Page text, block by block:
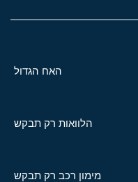
האח הגדול
הלוואות רק תבקש
מימון רכב רק תבקש